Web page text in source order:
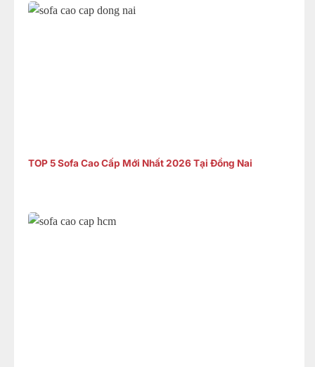
TOP 5 Sofa Cao Cấp Mới Nhất 2026 Tại Đồng Nai